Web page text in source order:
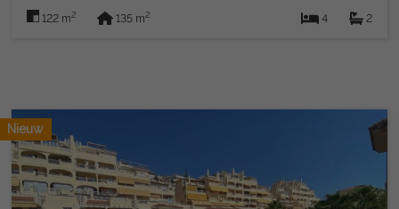
122 m2 135 m2 4 2
Nieuw